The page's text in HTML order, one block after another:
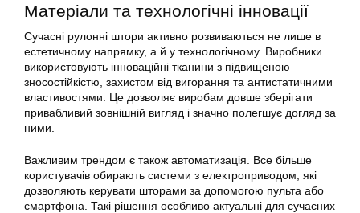
Матеріали та технологічні інновації
Сучасні рулонні штори активно розвиваються не лише в
естетичному напрямку, а й у технологічному. Виробники
використовують інноваційні тканини з підвищеною
зносостійкістю, захистом від вигорання та антистатичними
властивостями. Це дозволяє виробам довше зберігати
привабливий зовнішній вигляд і значно полегшує догляд за
ними.
Важливим трендом є також автоматизація. Все більше
користувачів обирають системи з електроприводом, які
дозволяють керувати шторами за допомогою пульта або
смартфона. Такі рішення особливо актуальні для сучасних